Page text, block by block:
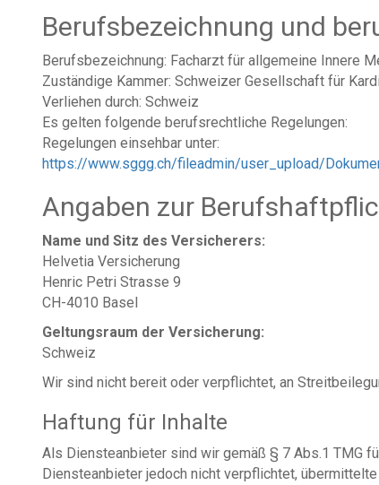
Berufsbezeichnung und
Berufsbezeichnung: Facharzt für allgemeine Innere
Zuständige Kammer: Schweizer Gesellschaft für
Verliehen durch: Schweiz
Es gelten folgende berufsrechtliche Regelungen:
Regelungen einsehbar unter:
https://www.sggg.ch/fileadmin/user_upload/
Angaben zur
Name und Sitz des Versicherers:
Helvetia Versicherung
Henric Petri Strasse 9
CH-4010 Basel
Geltungsraum der Versicherung:
Schweiz
Wir sind nicht bereit oder verpflichtet, an
Haftung für Inhalte
Als Diensteanbieter sind wir gemäß § 7 Abs.1 TMG
Diensteanbieter jedoch nicht verpflichtet,